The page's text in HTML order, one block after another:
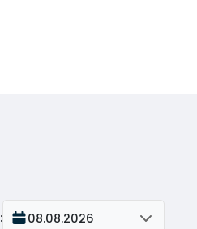
: 08.08.2026